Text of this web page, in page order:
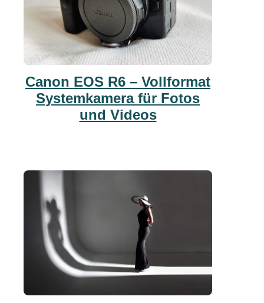
Canon EOS R6 – Vollformat
Systemkamera für Fotos
und Videos